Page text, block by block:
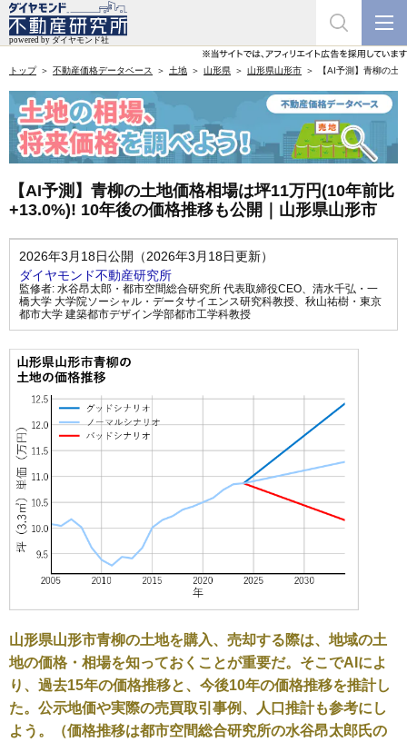
トップ 不動産価格データベース 土地 山形県 山形県山形市 【AI予測】青柳の
【AI予測】青柳の土地価格相場は坪11万円(10年前比
+13.0%)! 10年後の価格推移も公開｜山形県山形市
2026年3月18日公開（2026年3月18日更新）
ダイヤモンド不動産研究所
監修者: 水谷昂太郎・都市空間総合研究所 代表取締役CEO、 清水千弘・一
橋大学 大学院ソーシャル・データサイエンス研究科教授、 秋山祐樹・東京
都市大学 建築都市デザイン学部都市工学科教授
山形県山形市青柳の土地を購入、売却する際は、地域の土
地の価格・相場を知っておくことが重要だ。そこでAIによ
り、過去15年の価格推移と、今後10年の価格推移を推計し
た。公示地価や実際の売買取引事例、人口推計も参考にし
よう。（価格推移は都市空間総合研究所の水谷昂太郎氏の